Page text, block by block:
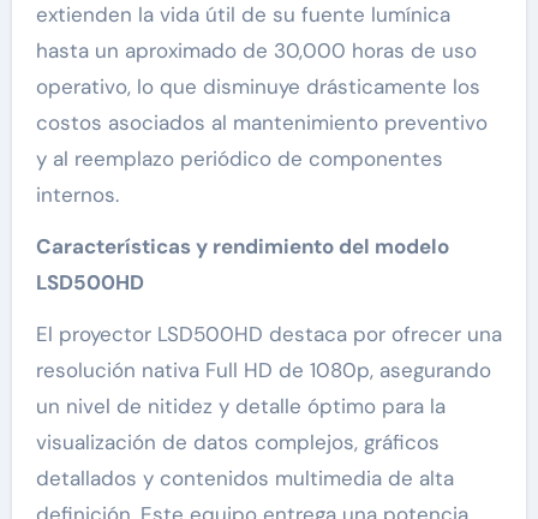
extienden la vida útil de su fuente lumínica
hasta un aproximado de 30,000 horas de uso
operativo, lo que disminuye drásticamente los
costos asociados al mantenimiento preventivo
y al reemplazo periódico de componentes
internos.
Características y rendimiento del modelo
LSD500HD
El proyector LSD500HD destaca por ofrecer una
resolución nativa Full HD de 1080p, asegurando
un nivel de nitidez y detalle óptimo para la
visualización de datos complejos, gráficos
detallados y contenidos multimedia de alta